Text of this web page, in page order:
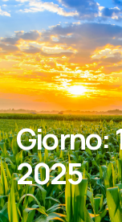
Giorno:
2025